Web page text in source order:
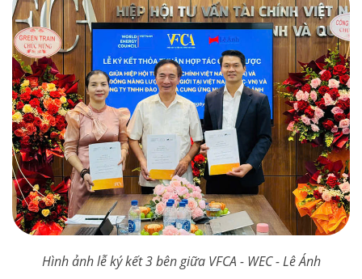
Hình ảnh lễ ký kết 3 bên giữa VFCA - WEC - Lê Ánh